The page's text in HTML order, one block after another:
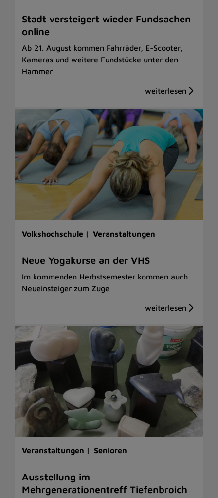
Stadt versteigert wieder Fundsachen
online
Ab 21. August kommen Fahrräder, E-Scooter,
Kameras und weitere Fundstücke unter den
Hammer
Volkshochschule | Veranstaltungen
Neue Yogakurse an der VHS
Im kommenden Herbstsemester kommen auch
Neueinsteiger zum Zuge
Veranstaltungen | Senioren
Ausstellung im
Mehrgenerationentreff Tiefenbroich